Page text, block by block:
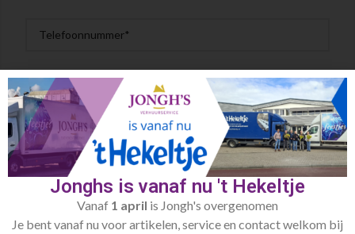
Jonghs is vanaf nu 't Hekeltje
Vanaf 1 april is Jongh's overgenomen
Je bent vanaf nu voor artikelen, service en contact welkom bij